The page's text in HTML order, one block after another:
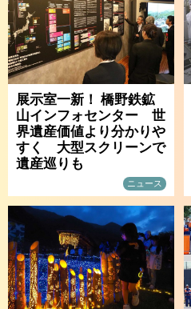
展示室一新！ 橋野鉄鉱
山インフォセンター 世
界遺産価値より分かりや
すく 大型スクリーンで
遺産巡りも
ニュース